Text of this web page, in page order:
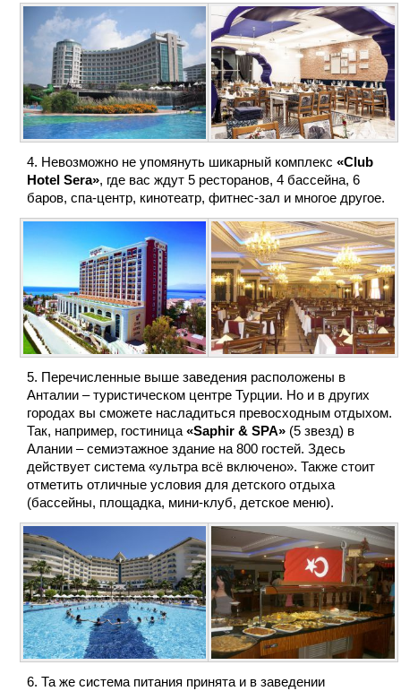
Невозможно не упомянуть шикарный комплекс «Club
Hotel Sera», где вас ждут 5 ресторанов, 4 бассейна, 6
баров, спа-центр, кинотеатр, фитнес-зал и многое другое.
Перечисленные выше заведения расположены в
Анталии – туристическом центре Турции. Но и в других
городах вы сможете насладиться превосходным отдыхом.
Так, например, гостиница «Saphir & SPA» (5 звезд) в
Алании – семиэтажное здание на 800 гостей. Здесь
действует система «ультра всё включено». Также стоит
отметить отличные условия для детского отдыха
(бассейны, площадка, мини-клуб, детское меню).
Та же система питания принята и в заведении